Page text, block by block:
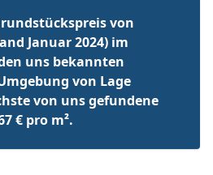
von
Januar 2024) im
uns bekannten
von Lage
von uns gefundene
€ pro m².